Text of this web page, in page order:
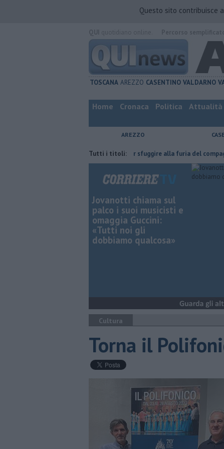
Questo sito contribuisce
TOSCANA AREZZO CASENTINO VALDARNO
Home Cronaca Politica Attualità
AREZZO
Tutti i titoli:
Nascosta in un bar per sfuggire alla furia del compagno
Jovanotti chiama sul
palco i suoi musicisti e
omaggia Guccini:
«Tutti noi gli
dobbiamo qualcosa»
Cultura
Torna il